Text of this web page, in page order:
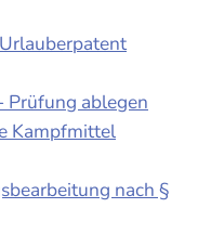
Prüfung ablegen
Kampfmittel
nach §